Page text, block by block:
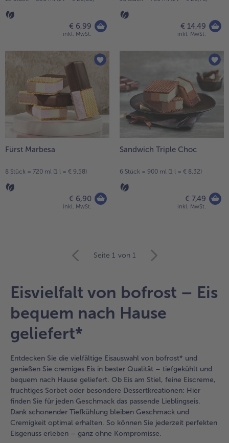
€ 6,99
inkl. MwSt.
€ 14,49
inkl. MwSt.
Fürst Marbesa
8 Stück = 720 ml (1 l = € 9,58)
€ 6,90
inkl. MwSt.
Sandwich Triple Choc
6 Stück = 900 ml (1 l = € 8,32)
€ 7,49
inkl. MwSt.
Übersicht.
befinden
16
Artikel
in
der
Liste.
Seite 1 von 1
Eisvielfalt von bofrost – Eis
bequem nach Hause
geliefert*
Entdecken Sie die vielfältige Eisauswahl von bofrost* und
genießen Sie cremiges Eis in bester Qualität – tiefgekühlt und
bequem nach Hause geliefert. Ob Eis am Stiel, feine Eiscreme,
fruchtiges Sorbet oder besondere Dessertkreationen: Hier
finden Sie für jeden Geschmack das passende Lieblingseis.
Dank schonender Tiefkühlung bleiben Geschmack und
Cremigkeit optimal erhalten. So können Sie jederzeit perfekten
Eisgenuss erleben – ganz ohne Kompromisse.